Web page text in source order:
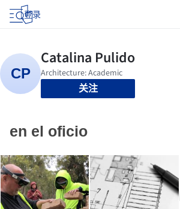
登录
关注
en el oficio